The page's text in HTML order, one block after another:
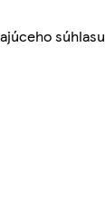
súhlasu